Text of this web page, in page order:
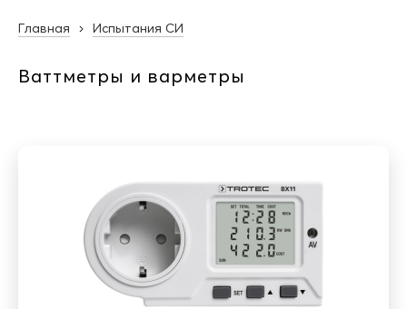
Главная Испытания СИ
Ваттметры и варметры